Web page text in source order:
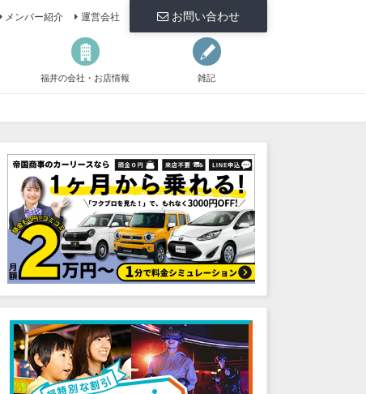
お問い合わせ
メンバー紹介 運営会社
福井の会社・お店情報 雑記